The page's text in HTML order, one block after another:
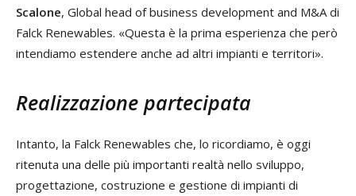
Scalone, Global head of business development and M&A di
Falck Renewables. «Questa è la prima esperienza che però
intendiamo estendere anche ad altri impianti e territori».
Realizzazione partecipata
Intanto, la Falck Renewables che, lo ricordiamo, è oggi
ritenuta una delle più importanti realtà nello sviluppo,
progettazione, costruzione e gestione di impianti di